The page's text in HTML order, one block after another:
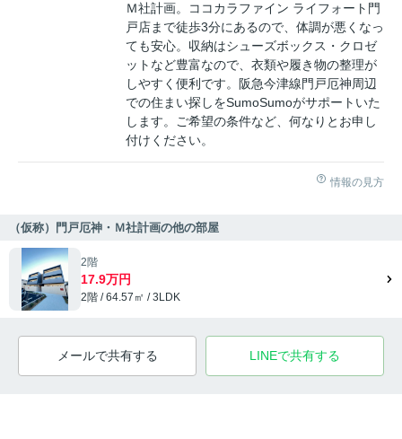
Ｍ社計画。ココカラファイン ライフォート門
戸店まで徒歩3分にあるので、体調が悪くなっ
ても安心。収納はシューズボックス・クロゼ
ットなど豊富なので、衣類や履き物の整理が
しやすく便利です。阪急今津線門戸厄神周辺
での住まい探しをSumoSumoがサポートいた
します。ご希望の条件など、何なりとお申し
付けください。
情報の見方
（仮称）門戸厄神・Ｍ社計画の他の部屋
2階
17.9万円
2階 / 64.57㎡ / 3LDK
メールで共有する LINEで共有する